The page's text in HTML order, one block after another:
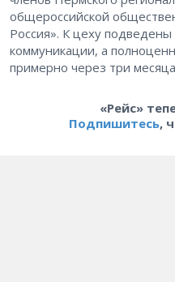
общероссийской
Россия». К цеху
коммуникации, а
примерно через три
«Рейс»
Подпишитесь,